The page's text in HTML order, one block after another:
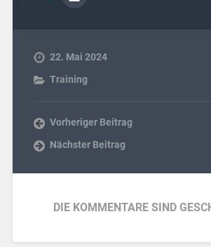
22. Mai 2024
Training
Vorheriger Beitrag
Nächster Beitrag
DIE KOMMENTARE SIND